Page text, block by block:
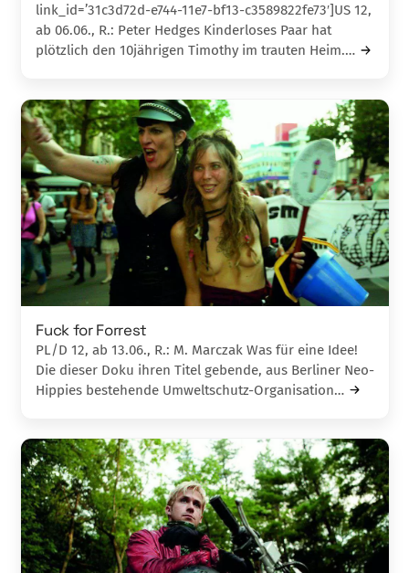
link_id=’31c3d72d-e744-11e7-bf13-c3589822fe73′]US 12,
ab 06.06., R.: Peter Hedges Kinderloses Paar hat
plötzlich den 10jährigen Timothy im trauten Heim.…
Fuck for Forrest
PL/D 12, ab 13.06., R.: M. Marczak Was für eine Idee!
Die dieser Doku ihren Titel gebende, aus Berliner Neo-
Hippies bestehende Umweltschutz-Organisation…